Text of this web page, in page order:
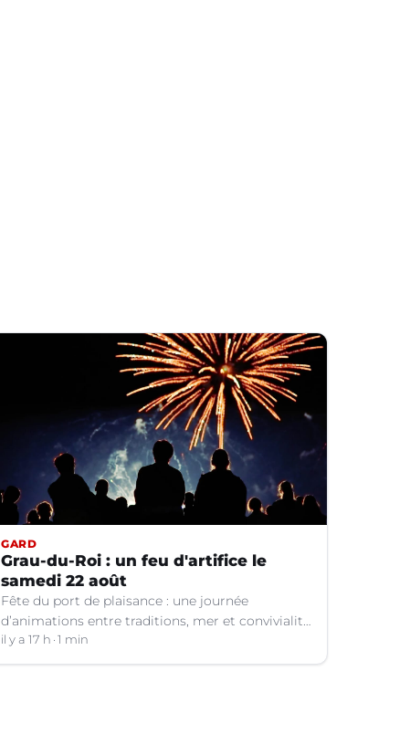
GARD
Grau-du-Roi : un feu d'artifice le
samedi 22 août
Fête du port de plaisance : une journée
d’animations entre traditions, mer et convivialité
vous attend.
il y a 17 h 1 min